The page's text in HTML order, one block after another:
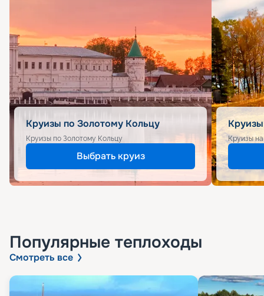
Круизы по Золотому Кольцу
Круизы по Золотому Кольцу
Выбрать круиз
Круизы
Популярные теплоходы
Смотреть все